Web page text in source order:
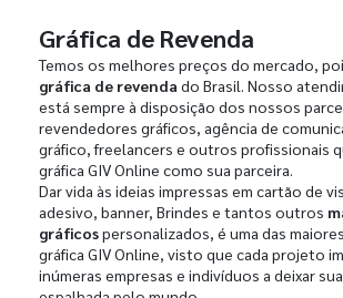
Gráfica de Revenda
Temos os melhores preços do mercado,
gráfica de revenda do Brasil. Nosso
está sempre à disposição dos nossos
revendedores gráficos, agência de
gráfico, freelancers e outros profissionais
gráfica GIV Online como sua parceira.
Dar vida às ideias impressas em cartão de
adesivo, banner, Brindes e tantos outros
gráficospersonalizados, é uma das
gráfica GIV Online, visto que cada projeto
inúmeras empresas e indivíduos a deixar